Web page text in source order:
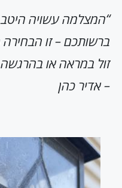
“המצלמה עשויה
ברשותכם – זו
זול במראה או
– אדיר כהן